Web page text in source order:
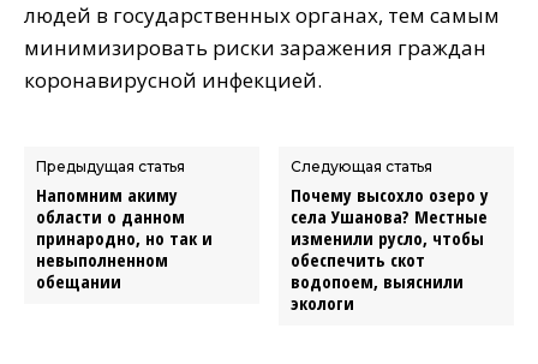
людей в государственных органах, тем самым
минимизировать риски заражения граждан
коронавирусной инфекцией.
Предыдущая статья
Напомним акиму
области о данном
принародно, но так и
невыполненном
обещании
Следующая статья
Почему высохло озеро у
села Ушанова? Местные
изменили русло, чтобы
обеспечить скот
водопоем, выяснили
экологи